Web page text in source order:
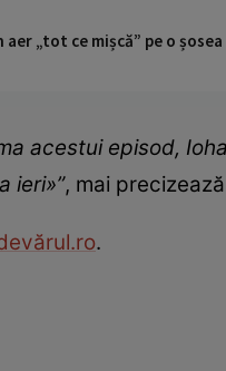
aer „tot ce mișcă” pe o
acestui episod,
ieri»”, mai
.